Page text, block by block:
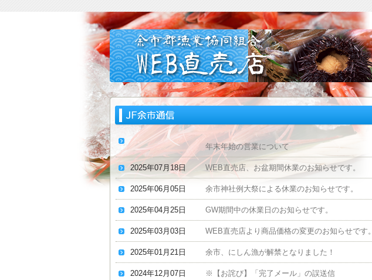
年末年始の営業について
2025年07月18日 WEB直売店、お盆期間休業のお知らせです。
2025年06月05日 余市神社例大祭による休業のお知らせです。
2025年04月25日 GW期間中の休業日のお知らせです。
2025年03月03日 WEB直売店より商品価格の変更のお知らせです。
2025年01月21日 余市、にしん漁が解禁となりました！
2024年12月07日 ※【お詫び】「完了メール」の誤送信